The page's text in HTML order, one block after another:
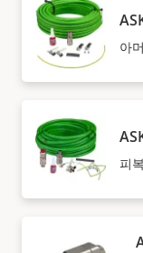
아
피